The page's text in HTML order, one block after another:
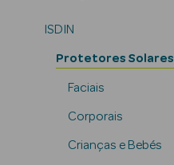
ISDIN
Protetores Solares
Faciais
Corporais
Crianças e Bebés